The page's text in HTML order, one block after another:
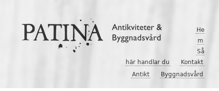
He
m
Så
här handlar du
Kontakt
Antikt
Byggnadsvård